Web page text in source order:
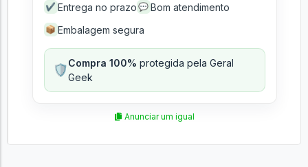
✔ Entrega no prazo 💬 Bom atendimento
📦 Embalagem segura
🛡️Compra 100% protegida pela Geral
Geek
Anunciar um igual